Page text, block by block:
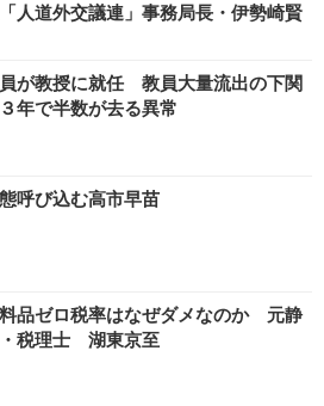
人道外交議連」事務局長・伊勢崎賢
が教授に就任 教員大量流出の下関
年で半数が去る異常
呼び込む高市早苗
料品ゼロ税率はなぜダメなのか 元静
税理士 湖東京至